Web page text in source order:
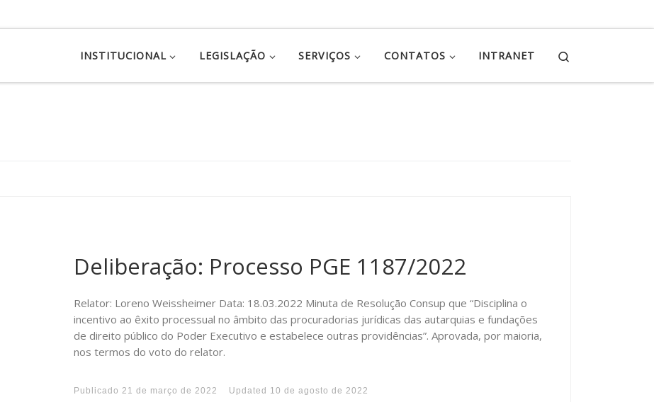
INSTITUCIONAL LEGISLAÇÃO SERVIÇOS CONTATOS INTRANET
Deliberação: Processo PGE 1187/2022
Relator: Loreno Weissheimer Data: 18.03.2022 Minuta de Resolução Consup que “Disciplina o
incentivo ao êxito processual no âmbito das procuradorias jurídicas das autarquias e fundações
de direito público do Poder Executivo e estabelece outras providências”. Aprovada, por maioria,
nos termos do voto do relator.
Publicado 21 de março de 2022 Updated 10 de agosto de 2022